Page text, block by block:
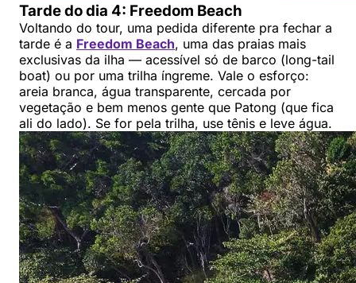
Tarde do dia 4: Freedom Beach
Voltando do tour, uma pedida diferente pra fechar a
tarde é a Freedom Beach, uma das praias mais
exclusivas da ilha — acessível só de barco (long-tail
boat) ou por uma trilha íngreme. Vale o esforço:
areia branca, água transparente, cercada por
vegetação e bem menos gente que Patong (que fica
ali do lado). Se for pela trilha, use tênis e leve água.